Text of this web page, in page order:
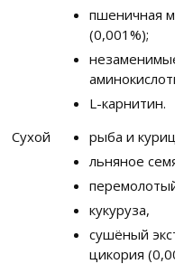
пшеничная
(0,001%);
незаменимые
L-карнитин.
Сухой
рыба и
льняное семя,
перемолотый
кукуруза,
сушёный
цикория